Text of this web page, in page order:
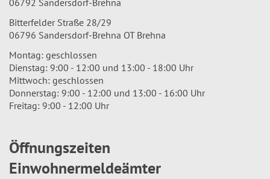
06792 Sandersdorf-Brehna
Bitterfelder Straße 28/29
06796 Sandersdorf-Brehna OT Brehna
Montag: geschlossen
Dienstag: 9:00 - 12:00 und 13:00 - 18:00 Uhr
Mittwoch: geschlossen
Donnerstag: 9:00 - 12:00 und 13:00 - 16:00 Uhr
Freitag: 9:00 - 12:00 Uhr
Öffnungszeiten
Einwohnermeldeämter